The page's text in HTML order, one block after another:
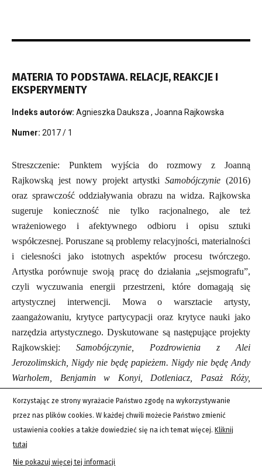
MATERIA TO PODSTAWA. RELACJE, REAKCJE I
EKSPERYMENTY
Indeks autorów: Agnieszka Dauksza , Joanna Rajkowska
Numer: 2017 / 1
Streszczenie: Punktem wyjścia do rozmowy z Joanną
Rajkowską jest nowy projekt artystkiSamobójczynie (2016)
oraz sprawczość oddziaływania obrazu na widza. Rajkowska
sugeruje konieczność nie tylko racjonalnego, ale też
wrażeniowego i afektywnego odbioru i opisu sztuki
współczesnej. Poruszane są problemy relacyjności, materialności
i cielesności jako istotnych aspektów procesu twórczego.
Artystka porównuje swoją pracę do działania „sejsmografu”,
czyli wyczuwania energii przestrzeni, które domagają się
artystycznej interwencji. Mowa o warsztacie artysty,
zaangażowaniu, krytyce partycypacji oraz krytyce nauki jako
narzędzia artystycznego. Dyskutowane są następujące projekty
Rajkowskiej: Samobójczynie, Pozdrowienia z Alei
Jerozolimskich, Nigdy nie będę papieżem. Nigdy nie będę Andy
Warholem, Benjamin w Konyi, Dotleniacz, Pasaż Róży,
Słowa: Rajkowska, materia, cielesność, relacje, samobójczynie,
wizualność
Korzystając ze strony wyrażacie Państwo zgodę na wykorzystywanie
przez nas plików cookies. W każdej chwili możecie Państwo zmienić
ustawienia cookies a także dowiedzieć się na ich temat więcej. Kliknij
tutaj
Nie pokazuj więcej tej informacji